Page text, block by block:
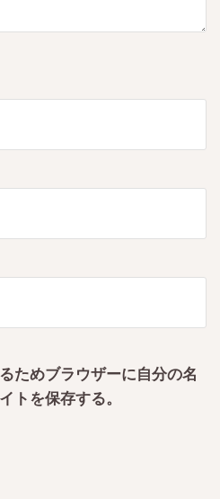
ためブラウザーに自分の名
トを保存する。